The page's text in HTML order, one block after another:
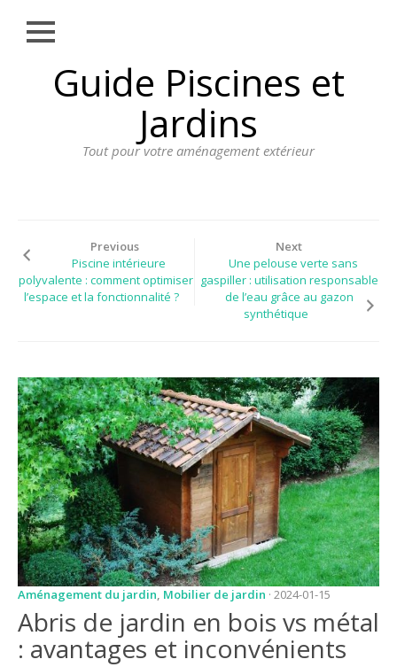
Guide Piscines et
Jardins
Tout pour votre aménagement extérieur
Close
AMÉNAGEMENT
EXTÉRIEUR
PLANTATIONS
REVÊTEMENT
DOSSIER
JARDIN
CONSEILS ET
ASTUCES
GUIDES
JARDIN
ENTRETIEN
PISCINE
ENTRETIEN
PARTENAIRES
Previous
Piscine intérieure
polyvalente : comment optimiser
l’espace et la fonctionnalité ?
Next
Une pelouse verte sans
gaspiller : utilisation responsable
de l’eau grâce au gazon
synthétique
Aménagement du jardin, Mobilier de jardin · 2024-01-15
Abris de jardin en bois vs métal
: avantages et inconvénients